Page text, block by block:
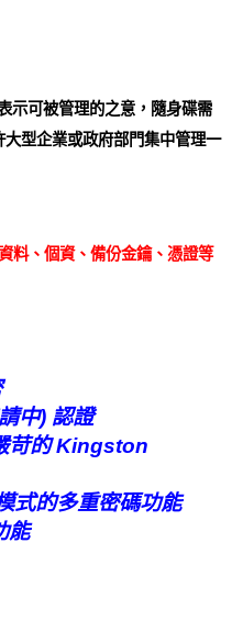
可被管理的之意，隨身碟需
型企業或政府部門集中管理一
料、個資、備份金鑰、憑證等
中) 認證
苛的 Kingston
式的多重密碼功能
能